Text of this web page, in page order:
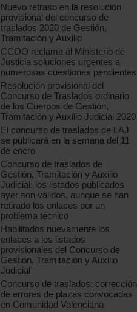
Nuevo retraso en la resolución
provisional del concurso de
traslados 2020 de Gestión,
Tramitación y Auxilio
CCOO reclama al Ministerio de
Justicia soluciones urgentes a
numerosas cuestiones pendientes
Resolución provisional del
Concurso de Traslados ordinario
de los Cuerpos de Gestión,
Tramitación y Auxilio Judicial 2020
El concurso de traslados de LAJ
se publicará en la semana del 11
de enero
Concurso de traslados de
Gestión, Tramitación y Auxilio
Judicial: los listados publicados
ayer son válidos, aunque se han
retirado los enlaces por un
problema técnico
Habilitados nuevamente los
enlaces a los listados
provisionales del Concurso de
Gestión, Tramitación y Auxilio
Judicial
Concurso de traslados: corrección
de errores de plazas convocadas
en Comunidad Valenciana